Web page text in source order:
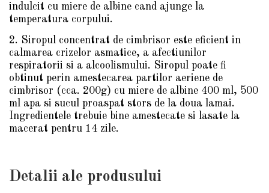
indulcit cu miere de albine cand ajunge la
temperatura corpului.
2. Siropul concentrat de cimbrisor este eficient in
calmarea crizelor asmatice, a afectiunilor
respiratorii si a alcoolismului. Siropul poate fi
obtinut perin amestecarea partilor aeriene de
cimbrisor (cca. 200g) cu miere de albine 400 ml, 500
ml apa si sucul proaspat stors de la doua lamai.
Ingredientele trebuie bine amestecate si lasate la
macerat pentru 14 zile.
Detalii ale produsului